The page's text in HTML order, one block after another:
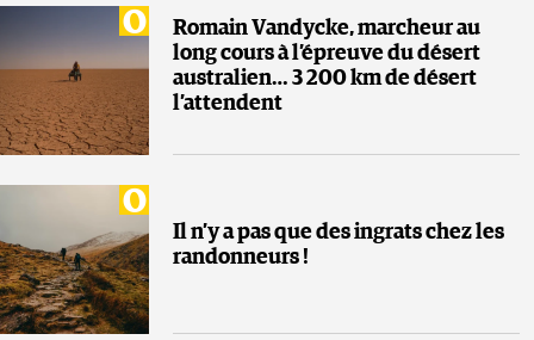
Romain Vandycke, marcheur au
long cours à l’épreuve du désert
australien… 3 200 km de désert
l’attendent
Il n’y a pas que des ingrats chez les
randonneurs !